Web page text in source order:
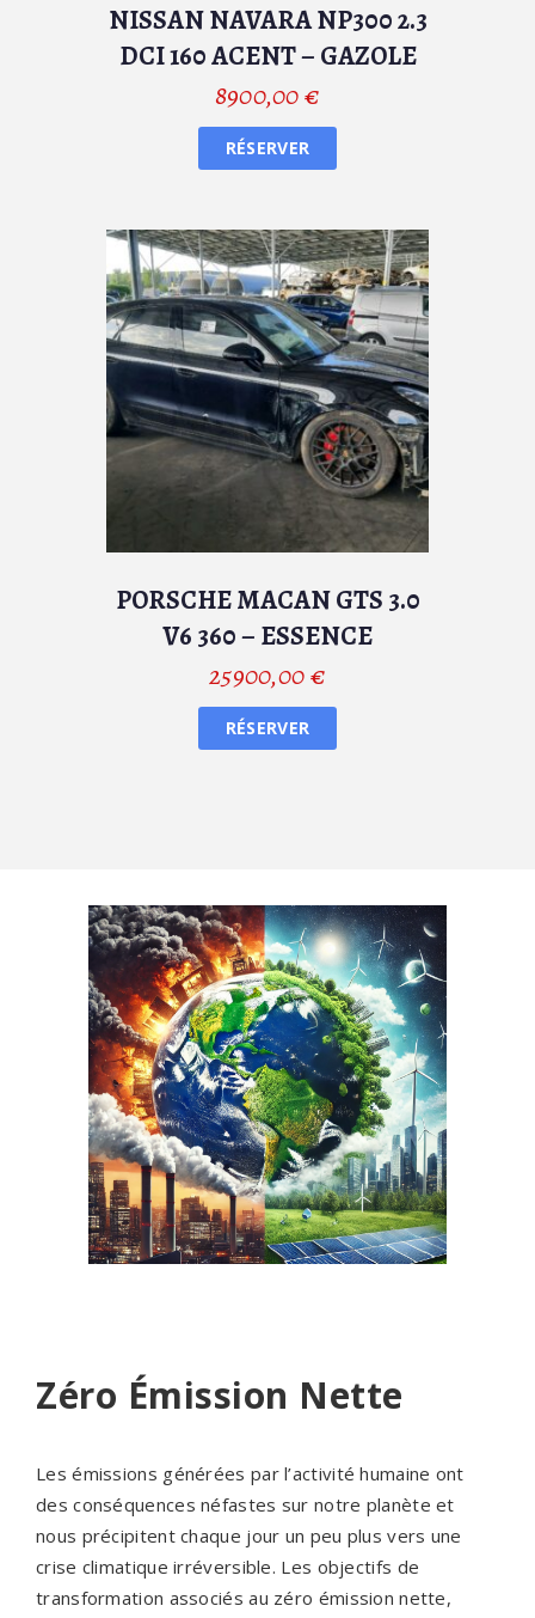
NISSAN NAVARA NP300 2.3
DCI 160 ACENT – GAZOLE
8900,00€
RÉSERVER
PORSCHE MACAN GTS 3.0
V6 360 – ESSENCE
25900,00€
RÉSERVER
Zéro Émission Nette
Les émissions générées par l’activité humaine ont
des conséquences néfastes sur notre planète et
nous précipitent chaque jour un peu plus vers une
crise climatique irréversible. Les objectifs de
transformation associés au zéro émission nette,